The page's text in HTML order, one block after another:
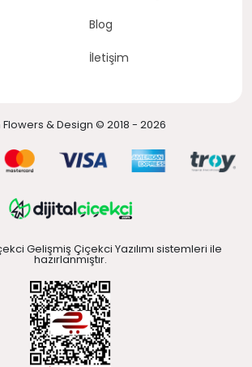
Blog
İletişim
Flowers & Design © 2018 - 2026
Gelişmiş Çiçekci Yazılımı sistemleri ile
hazırlanmıştır.